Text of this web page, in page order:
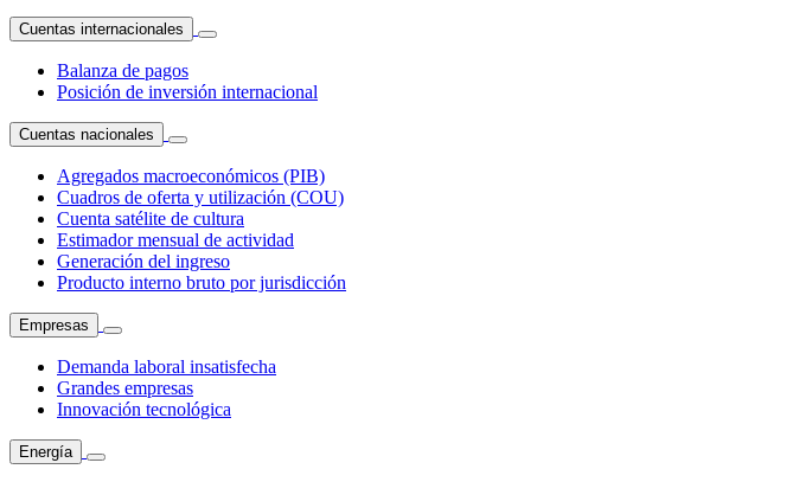
Cuentas internacionales
Balanza de pagos
Posición de inversión internacional
Cuentas nacionales
Agregados macroeconómicos (PIB)
Cuadros de oferta y utilización (COU)
Cuenta satélite de cultura
Estimador mensual de actividad
Generación del ingreso
Producto interno bruto por jurisdicción
Empresas
Demanda laboral insatisfecha
Grandes empresas
Innovación tecnológica
Energía